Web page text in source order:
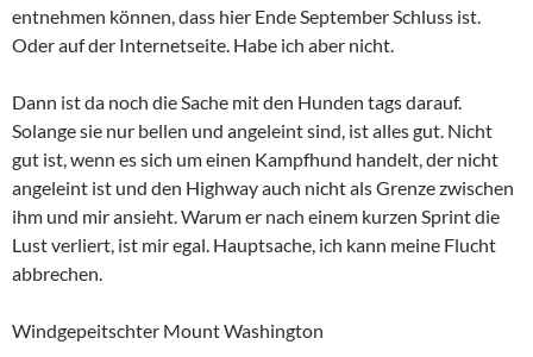
entnehmen können, dass hier Ende September Schluss ist.
Oder auf der Internetseite. Habe ich aber nicht.
Dann ist da noch die Sache mit den Hunden tags darauf.
Solange sie nur bellen und angeleint sind, ist alles gut. Nicht
gut ist, wenn es sich um einen Kampfhund handelt, der nicht
angeleint ist und den Highway auch nicht als Grenze zwischen
ihm und mir ansieht. Warum er nach einem kurzen Sprint die
Lust verliert, ist mir egal. Hauptsache, ich kann meine Flucht
abbrechen.
Windgepeitschter Mount Washington